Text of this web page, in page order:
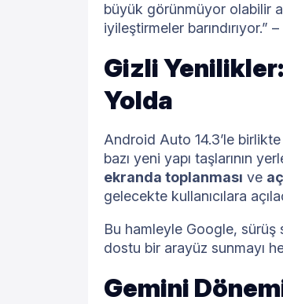
büyük görünmüyor olabilir
iyileştirmeler barındırıyor.”
Gizli
Yolda
Android Auto 14.3’le
bazı yeni yapı taşlarının
ekranda toplanması ve
gelecekte kullanıcılara
Bu hamleyle Google, sürüş
dostu bir arayüz sunmayı
Gemini